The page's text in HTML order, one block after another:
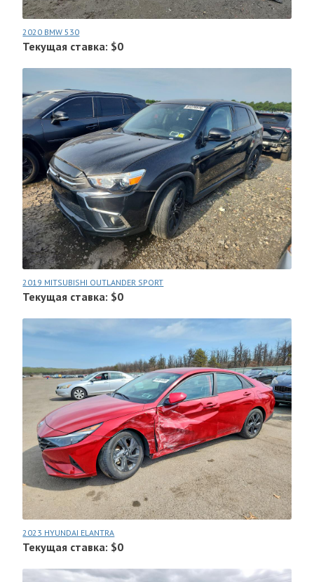
2020 BMW 530
Текущая ставка: $0
2019 MITSUBISHI OUTLANDER SPORT
Текущая ставка: $0
2023 HYUNDAI ELANTRA
Текущая ставка: $0